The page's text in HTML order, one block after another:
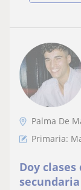
Palma De
Primaria:
Doy
secundaria